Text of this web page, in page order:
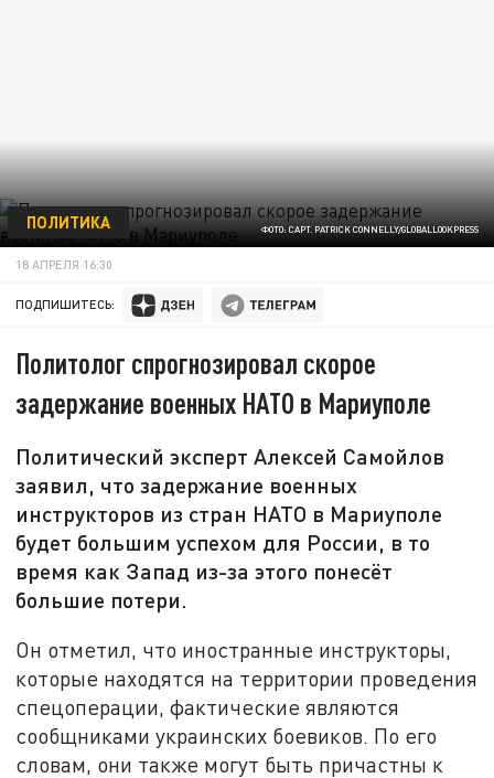
ФОТО: CAPT. PATRICK CONNELLY/GLOBALLOOKPRESS
ПОЛИТИКА
18 АПРЕЛЯ 16:30
ПОДПИШИТЕСЬ:
Политолог спрогнозировал скорое
задержание военных НАТО в Мариуполе
Политический эксперт Алексей Самойлов
заявил, что задержание военных
инструкторов из стран НАТО в Мариуполе
будет большим успехом для России, в то
время как Запад из-за этого понесёт
большие потери.
Он отметил, что иностранные инструкторы,
которые находятся на территории проведения
спецоперации, фактические являются
сообщниками украинских боевиков. По его
словам, они также могут быть причастны к